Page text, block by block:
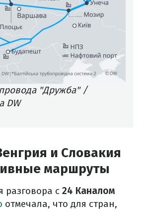
"Дружба" /
DW
и Словакия
маршруты
разговора с 24 Каналом
отмечала, что для стран,